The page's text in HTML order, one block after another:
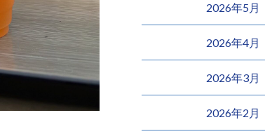
2026年5月
2026年4月
2026年3月
2026年2月